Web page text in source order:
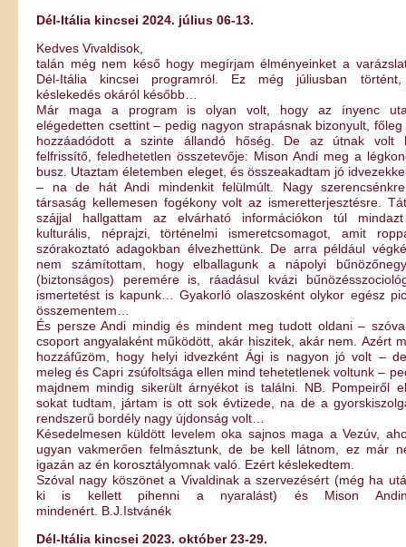
Dél-Itália kincsei 2024. július 06-13.
Kedves Vivaldisok,
talán még nem késő hogy megírjam élményeinket a
Dél-Itália kincsei programról. Ez még júliusban
késlekedés okáról később…
Már maga a program is olyan volt, hogy az ínyenc
elégedetten csettint – pedig nagyon strapásnak bizonyult, főleg
hozzáadódott a szinte állandó hőség. De az útnak volt
felfrissítő, feledhetetlen összetevője: Mison Andi meg a
busz. Utaztam életemben eleget, és összeakadtam jó
– na de hát Andi mindenkit felülmúlt. Nagy
társaság kellemesen fogékony volt az ismeretterjesztésre.
szájjal hallgattam az elvárható információkon túl
kulturális, néprajzi, történelmi ismeretcsomagot, amit
szórakoztató adagokban élvezhettünk. De arra például
nem számítottam, hogy elballagunk a nápolyi
(biztonságos) peremére is, ráadásul kvázi
ismertetést is kapunk… Gyakorló olaszosként olykor egész
összementem…
És persze Andi mindig és mindent meg tudott oldani –
csoport angyalaként működött, akár hiszitek, akár nem. Azért
hozzáfűzöm, hogy helyi idvezként Ági is nagyon jó volt –
meleg és Capri zsúfoltsága ellen mind tehetetlenek voltunk –
majdnem mindig sikerült árnyékot is találni. NB. Pompeiről
sokat tudtam, jártam is ott sok évtizede, na de a
rendszerű bordély nagy újdonság volt…
Késedelmesen küldött levelem oka sajnos maga a Vezúv,
ugyan vakmerően felmásztunk, de be kell látnom, ez már
igazán az én korosztályomnak való. Ezért késlekedtem.
Szóval nagy köszönet a Vivaldinak a szervezésért (még ha
ki is kellett pihenni a nyaralást) és Mison
mindenért. B.J.Istvánék
Dél-Itália kincsei 2023. október 23-29.